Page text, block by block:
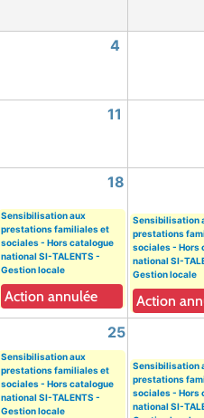
4
11
18
Sensibilisation aux
prestations familiales et
sociales - Hors catalogue
national SI-TALENTS -
Gestion locale
Action annulée
Sensibilisation
prestations
sociales - Hors
national SI-
Gestion locale
Action
25
Sensibilisation aux
prestations familiales et
sociales - Hors catalogue
national SI-TALENTS -
Gestion locale
Sensibilisation
prestations
sociales - Hors
national SI-